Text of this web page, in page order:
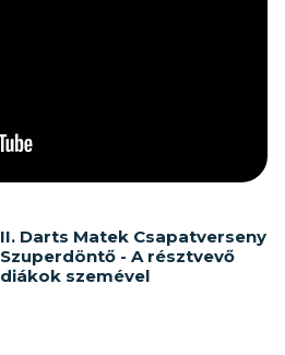
II. Darts Matek Csapatverseny
Szuperdöntő - A résztvevő
diákok szemével